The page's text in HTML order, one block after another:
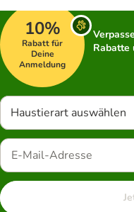
10%
Rabatt für
Deine
Anmeldung
Rabatte
Haustierart auswählen